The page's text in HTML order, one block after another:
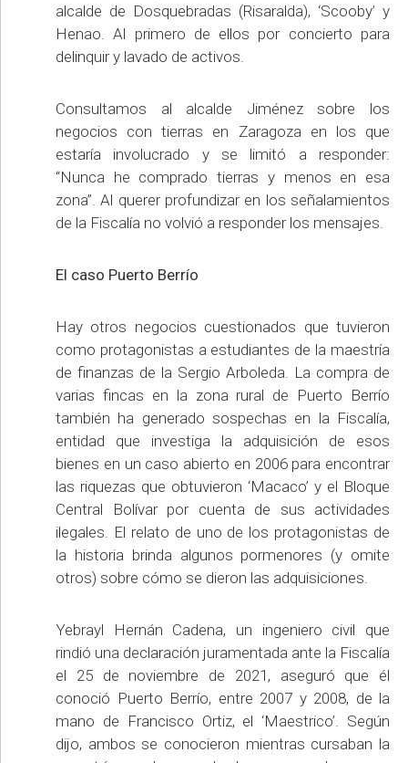
alcalde de Dosquebradas (Risaralda), ‘Scooby’ y
Henao. Al primero de ellos por concierto para
delinquir y lavado de activos.
Consultamos al alcalde Jiménez sobre los
negocios con tierras en Zaragoza en los que
estaría involucrado y se limitó a responder:
“Nunca he comprado tierras y menos en esa
zona”. Al querer profundizar en los señalamientos
de la Fiscalía no volvió a responder los mensajes.
El caso Puerto Berrío
Hay otros negocios cuestionados que tuvieron
como protagonistas a estudiantes de la maestría
de finanzas de la Sergio Arboleda. La compra de
varias fincas en la zona rural de Puerto Berrío
también ha generado sospechas en la Fiscalía,
entidad que investiga la adquisición de esos
bienes en un caso abierto en 2006 para encontrar
las riquezas que obtuvieron ‘Macaco’ y el Bloque
Central Bolívar por cuenta de sus actividades
ilegales. El relato de uno de los protagonistas de
la historia brinda algunos pormenores (y omite
otros) sobre cómo se dieron las adquisiciones.
Yebrayl Hernán Cadena, un ingeniero civil que
rindió una declaración juramentada ante la Fiscalía
el 25 de noviembre de 2021, aseguró que él
conoció Puerto Berrío, entre 2007 y 2008, de la
mano de Francisco Ortiz, el ‘Maestrico’. Según
dijo, ambos se conocieron mientras cursaban la